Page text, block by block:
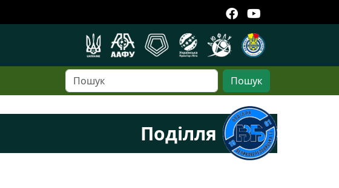
Пошук
Поділля